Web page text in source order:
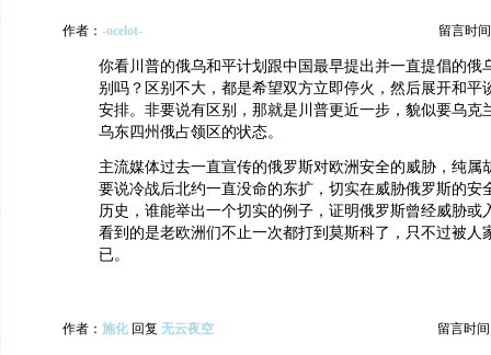
作者： -ocelot- 留言时
你看川普的俄乌和平计划跟中国最早提出并一直提倡的俄
别吗？区别不大，都是希望双方立即停火，然后展开和平
安排。非要说有区别，那就是川普更近一步，貌似要乌克
乌东四州俄占领区的状态。
主流媒体过去一直宣传的俄罗斯对欧洲安全的威胁，纯属
要说冷战后北约一直没命的东扩，切实在威胁俄罗斯的安
历史，谁能举出一个切实的例子，证明俄罗斯曾经威胁或
看到的是老欧洲们不止一次都打到莫斯科了，只不过被人
已。
作者： 施化 回复 无云夜空 留言时间